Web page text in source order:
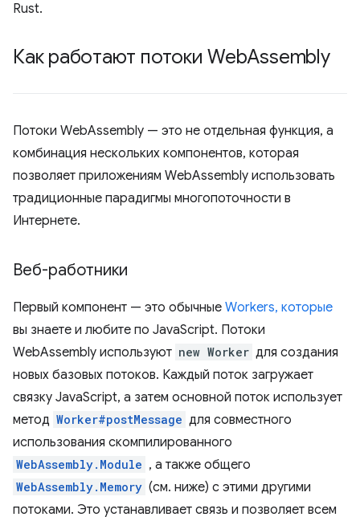
Rust.
Как работают потоки WebAssembly
Потоки WebAssembly — это не отдельная функция, а
комбинация нескольких компонентов, которая
позволяет приложениям WebAssembly использовать
традиционные парадигмы многопоточности в
Интернете.
Веб-работники
Первый компонент — это обычные Workers, которые
вы знаете и любите по JavaScript. Потоки
WebAssembly используют new Worker для создания
новых базовых потоков. Каждый поток загружает
связку JavaScript, а затем основной поток использует
метод Worker#postMessage для совместного
использования скомпилированного
WebAssembly.Module , а также общего
WebAssembly.Memory (см. ниже) с этими другими
потоками. Это устанавливает связь и позволяет всем